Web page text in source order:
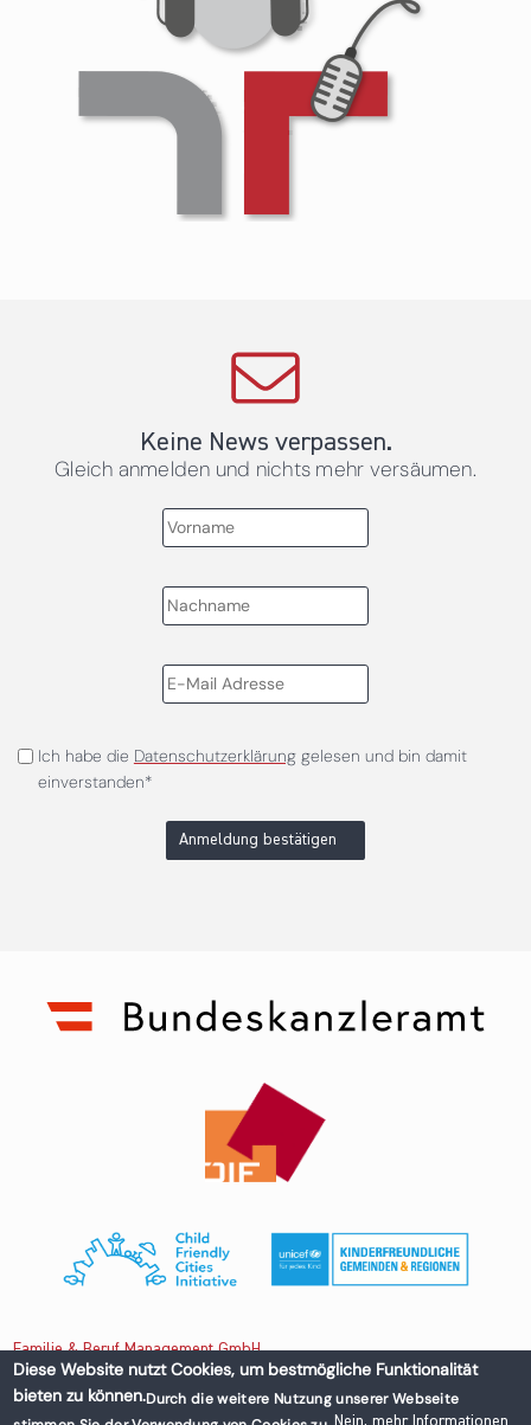
Keine News verpassen.
Gleich anmelden und nichts mehr versäumen.
Ich habe die Datenschutzerklärunggelesen und bin damit
einverstanden*
Anmeldung bestätigen
Familie & Beruf Management GmbH
Untere Donaustraße 13-15/3 1020 Wien, Austria
Diese Website nutzt Cookies, um bestmögliche Funktionalität
bieten zu können.Durch die weitere Nutzung unserer Webseite
Nein, mehr Informationen